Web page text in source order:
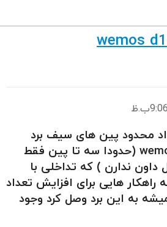
محدود پین های سیف برد
wemos esp8266 d1 mini (حدودا سه تا پین فقط
داون ندارن ) که تداخلی با
راهکار هایی برای افزایش تعداد
به این برد وصل کرد وجود